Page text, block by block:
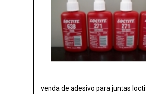
venda de adesivo para juntas